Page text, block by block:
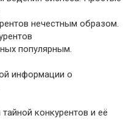
нечестным образом.
популярным.
информации о
конкурентов и её